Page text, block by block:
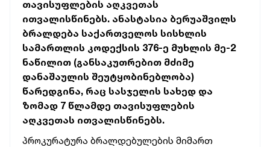
თავისუფლების აღკვეთას
ითვალისწინებს. ანასტასია ბერუაშვილს
ბრალდება საქართველოს სისხლის
სამართლის კოდექსის 376-ე მუხლის მე-2
ნაწილით (განსაკუთრებით მძიმე
დანაშაულის შეუტყობინებლობა)
წარედგინა, რაც სასჯელის სახედ და
ზომად 7 წლამდე თავისუფლების
აღკვეთას ითვალისწინებს.
პროკურატურა ბრალდებულების მიმართ